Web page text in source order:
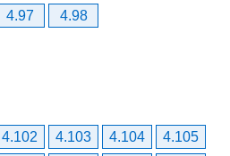
4.97 4.98
4.102 4.103 4.104
4.105